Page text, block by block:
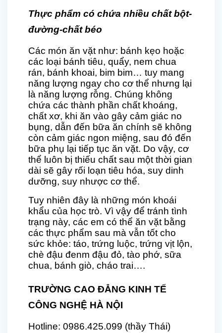
Thực phẩm có chứa nhiều chất bột-
đường-chất béo
Các món ăn vặt như: bánh kẹo hoặc
các loại bánh tiêu, quẩy, nem chua
rán, bánh khoai, bim bim… tuy mang
năng lượng ngay cho cơ thể nhưng lại
là năng lượng rỗng. Chúng không
chứa các thành phần chất khoáng,
chất xơ, khi ăn vào gây cảm giác no
bụng, dẫn đến bữa ăn chính sẽ không
còn cảm giác ngon miệng, sau đó đến
bữa phụ lại tiếp tục ăn vặt. Do vậy, cơ
thể luôn bị thiếu chất sau một thời gian
dài sẽ gây rối loạn tiêu hóa, suy dinh
dưỡng, suy nhược cơ thể.
Tuy nhiên đây là những món khoái
khẩu của học trò. Vì vậy để tránh tình
trạng này, các em có thể ăn vặt bằng
các thực phẩm sau mà vẫn tốt cho
sức khỏe: táo, trứng luộc, trứng vịt lộn,
chè đậu đenm đậu đỏ, tào phớ, sữa
chua, bánh giò, cháo trai….
TRƯỜNG CAO ĐẲNG KINH TẾ
CÔNG NGHỆ HÀ NỘI
Hotline: 0986.425.099 (thầy Thái)